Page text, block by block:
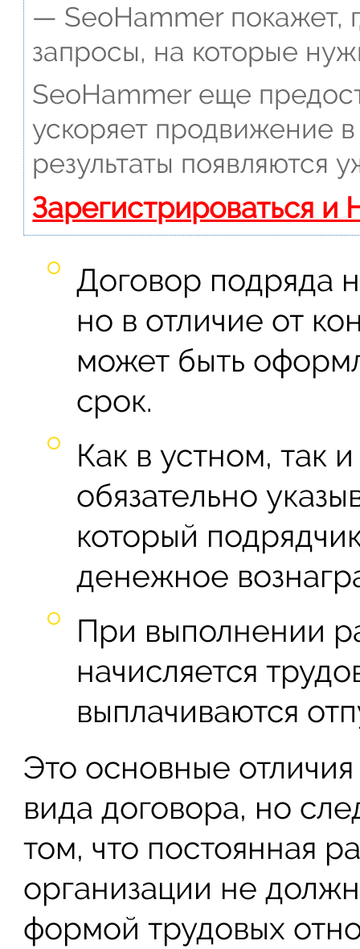
— SeoHammer покажет,
запросы, на которые
SeoHammer еще
ускоряет продвижение
результаты появляются
Зарегистрироваться и
Договор подряда
но в отличие от
может быть
срок.
Как в устном, так
обязательно
который
денежное
При выполнении
начисляется
выплачиваются
Это основные
вида договора, но
том, что постоянная
организации не
формой трудовых